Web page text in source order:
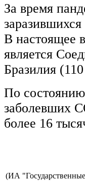
За время
В настоящее
является
Бразилия
По состоянию
заболевших
более 16
(ИА